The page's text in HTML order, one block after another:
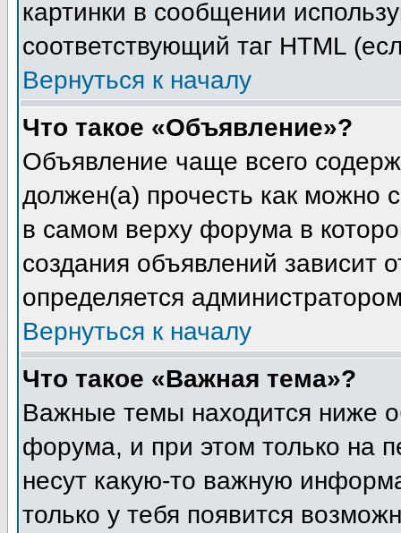
картинки в сообщении
соответствующий таг HTML
Вернуться к началу
Что такое «Объявление»?
Объявление чаще всего
должен(а) прочесть как можно
в самом верху форума в
создания объявлений зависит
определяется
Вернуться к началу
Что такое «Важная тема»?
Важные темы находится ниже
форума, и при этом только на
несут какую-то важную
только у тебя появится